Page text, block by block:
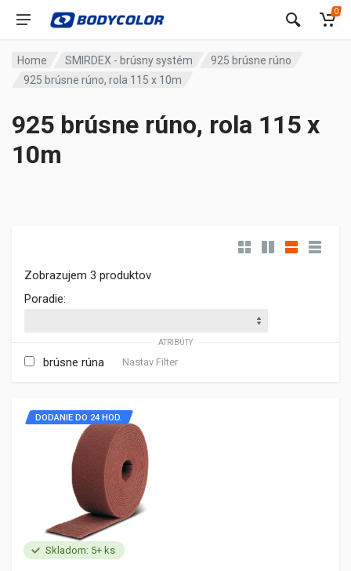
0
Home SMIRDEX - brúsny systém
925 brúsne rúno
925 brúsne rúno, rola 115 x 10m
925 brúsne rúno, rola 115 x
10m
Zobrazujem 3 produktov
Poradie:
ATRIBÚTY
brúsne rúna Nastav Filter
Skladom: 5+ ks
DODANIE DO 24 HOD.